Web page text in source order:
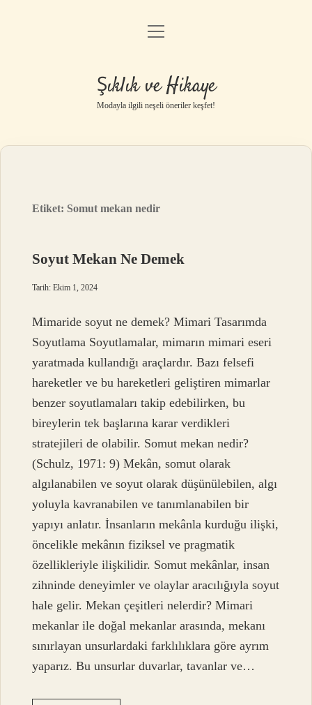
Gizlilik Politikası
Yasal Uyarı
menüyü
Şıklık ve Hikaye
Modayla ilgili neşeli öneriler keşfet!
Etiket: Somut mekan nedir
Soyut Mekan Ne Demek
Tarih: Ekim 1, 2024
Mimaride soyut ne demek? Mimari Tasarımda
Soyutlama Soyutlamalar, mimarın mimari eseri
yaratmada kullandığı araçlardır. Bazı felsefi
hareketler ve bu hareketleri geliştiren mimarlar
benzer soyutlamaları takip edebilirken, bu
bireylerin tek başlarına karar verdikleri
stratejileri de olabilir. Somut mekan nedir?
(Schulz, 1971: 9) Mekân, somut olarak
algılanabilen ve soyut olarak düşünülebilen, algı
yoluyla kavranabilen ve tanımlanabilen bir
yapıyı anlatır. İnsanların mekânla kurduğu ilişki,
öncelikle mekânın fiziksel ve pragmatik
özellikleriyle ilişkilidir. Somut mekânlar, insan
zihninde deneyimler ve olaylar aracılığıyla soyut
hale gelir. Mekan çeşitleri nelerdir? Mimari
mekanlar ile doğal mekanlar arasında, mekanı
sınırlayan unsurlardaki farklılıklara göre ayrım
yaparız. Bu unsurlar duvarlar, tavanlar ve…